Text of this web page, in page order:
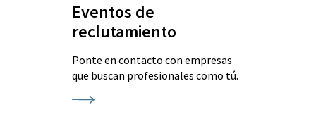
Eventos de
reclutamiento
Ponte en contacto con empresas
que buscan profesionales como tú.